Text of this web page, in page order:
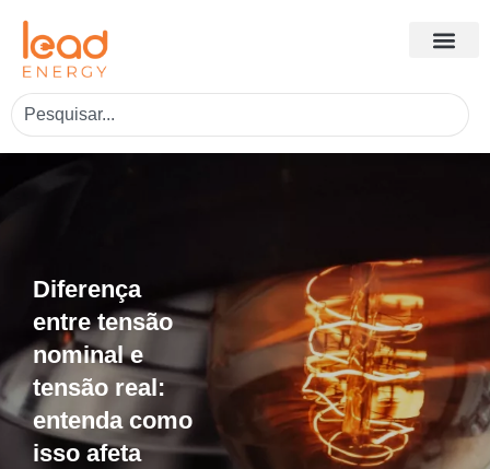
Diferença
entre tensão
nominal e
tensão real:
entenda como
isso afeta